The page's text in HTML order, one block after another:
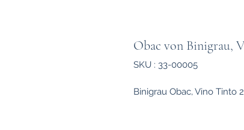
Obac von Binigrau,
SKU : 33-00005
Binigrau Obac, Vino Tinto